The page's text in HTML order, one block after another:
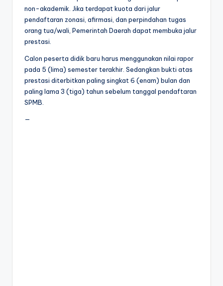
non-akademik. Jika terdapat kuota dari jalur
pendaftaran zonasi, afirmasi, dan perpindahan tugas
orang tua/wali, Pemerintah Daerah dapat membuka jalur
prestasi.
Calon peserta didik baru harus menggunakan nilai rapor
pada 5 (lima) semester terakhir. Sedangkan bukti atas
prestasi diterbitkan paling singkat 6 (enam) bulan dan
paling lama 3 (tiga) tahun sebelum tanggal pendaftaran
SPMB.
—